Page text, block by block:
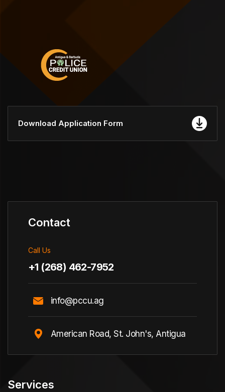
Download Application Form
Contact
Call Us
+1 (268) 462-7952
info@pccu.ag
American Road, St. John's, Antigua
Services